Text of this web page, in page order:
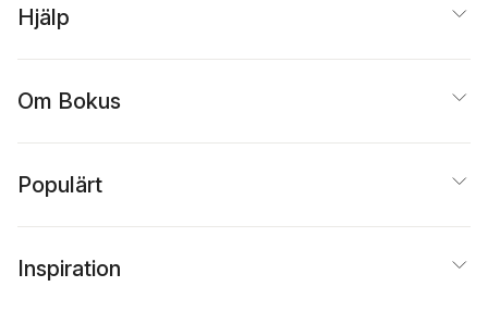
Hjälp
Om Bokus
Populärt
Inspiration